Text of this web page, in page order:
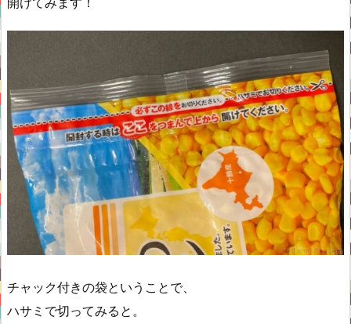
チャック付きの袋ということで、
ハサミで切ってみると。